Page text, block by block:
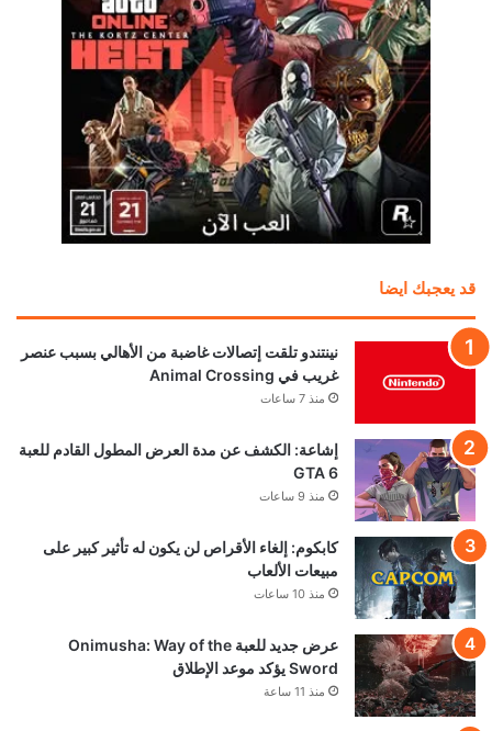
قد يعجبك ايضا
نينتندو تلقت إتصالات غاضبة من الأهالي بسبب عنصر
غريب في Animal Crossing
منذ 7 ساعات
إشاعة: الكشف عن مدة العرض المطول القادم للعبة
GTA 6
منذ 9 ساعات
كابكوم: إلغاء الأقراص لن يكون له تأثير كبير على
مبيعات الألعاب
منذ 10 ساعات
عرض جديد للعبة Onimusha: Way of the
Sword يؤكد موعد الإطلاق
منذ 11 ساعة